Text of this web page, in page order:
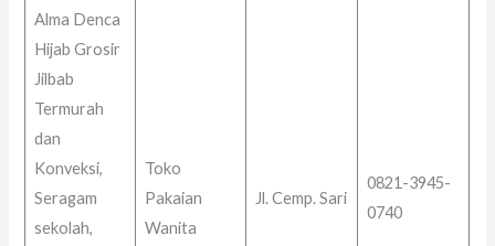
Alma Denca
Hijab Grosir
Jilbab
Termurah
dan
Konveksi,
Seragam
sekolah,
Toko
Pakaian
Wanita
Jl. Cemp. Sari
0821-3945-
0740